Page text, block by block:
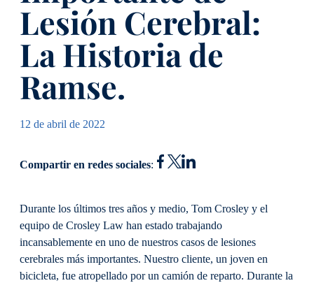
Lesión Cerebral:
La Historia de
Ramse.
12 de abril de 2022
Compartir en redes sociales:
Durante los últimos tres años y medio, Tom Crosley y el
equipo de Crosley Law han estado trabajando
incansablemente en uno de nuestros casos de lesiones
cerebrales más importantes. Nuestro cliente, un joven en
bicicleta, fue atropellado por un camión de reparto. Durante la